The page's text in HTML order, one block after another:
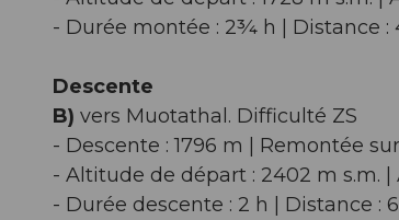
- Durée montée : 2¾ h | Distance :
Descente
B) vers Muotathal. Difficulté ZS
- Descente : 1796 m | Remontée
- Altitude de départ : 2402 m s.m.
- Durée descente : 2 h | Distance :